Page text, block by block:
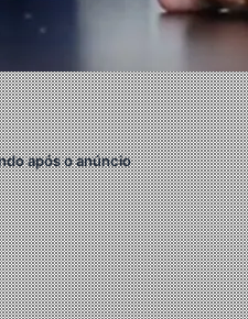
após o anúncio